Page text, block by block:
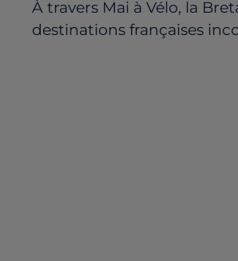
À travers Mai à Vélo, la
destinations françaises